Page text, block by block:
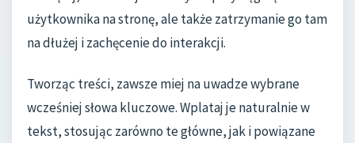
użytkownika na stronę, ale także zatrzymanie go tam
na dłużej i zachęcenie do interakcji.
Tworząc treści, zawsze miej na uwadze wybrane
wcześniej słowa kluczowe. Wplataj je naturalnie w
tekst, stosując zarówno te główne, jak i powiązane